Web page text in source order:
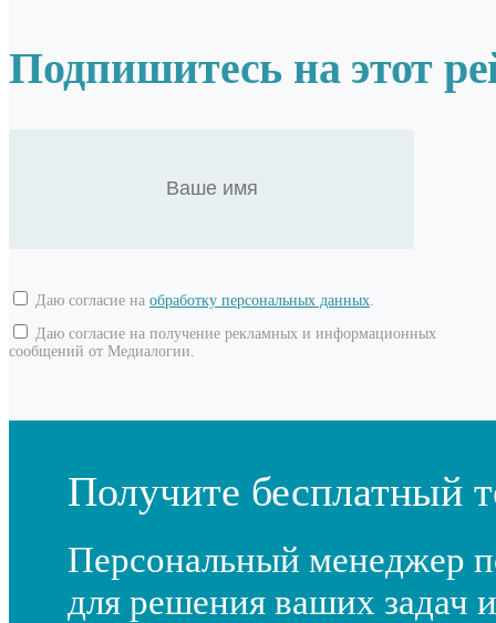
Подпишитесь на этот
Даю согласие на обработку персональных данных
Даю согласие на получение рекламных и информационных
сообщений от Медиалогии.
Получите бесплатный
Персональный менеджер
для решения ваших задач